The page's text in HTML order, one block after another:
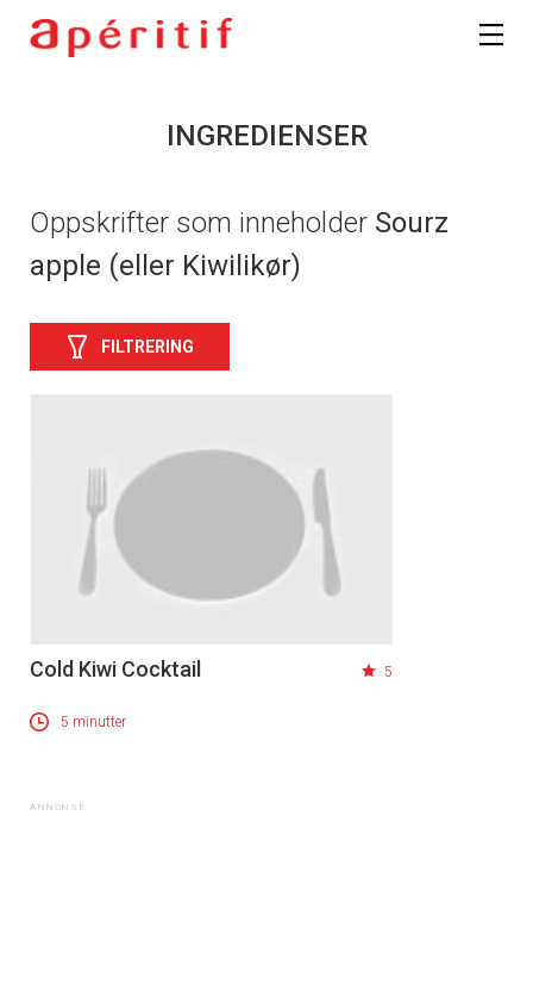
INGREDIENSER
Oppskrifter som inneholder Sourz
apple (eller Kiwilikør)
FILTRERING
Cold Kiwi Cocktail 5
5 minutter